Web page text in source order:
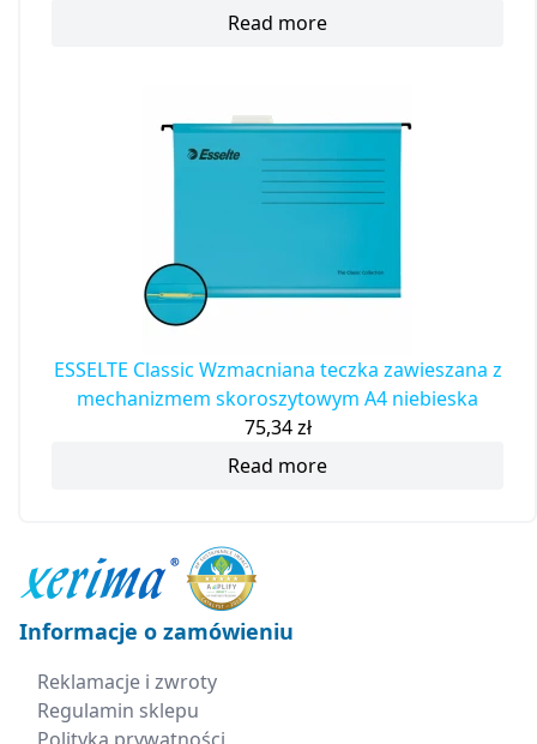
Read more
ESSELTE Classic Wzmacniana teczka zawieszana z
mechanizmem skoroszytowym A4 niebieska
75,34zł
Read more
Informacje o zamówieniu
Reklamacje i zwroty
Regulamin sklepu